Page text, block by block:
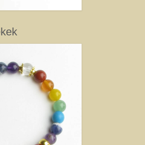
egyéniség szépségét emelik ki. Nagy gonddal
amelyek megfelelnek ennek a magas
az ásványokhoz, féldrágakövekhez, illetve
az egyéni ötletekért, és valami különlegesre
lehet belőlük születésnapra, névnapra, karácsonyra.
velük szeretteinek.
átalakítás – INGYENES